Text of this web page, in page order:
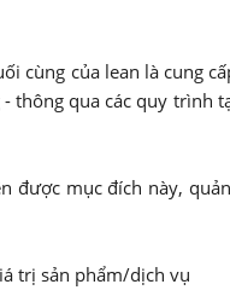
cùng của lean là cung
- thông qua các quy trình
được mục đích này,
trị sản phẩm/dịch vụ